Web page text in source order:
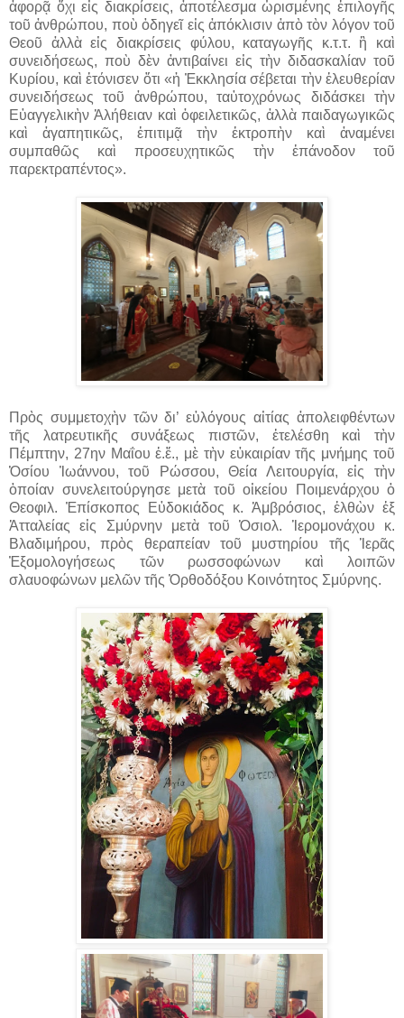
ἀφορᾷ ὄχι εἰς διακρίσεις, ἀποτέλεσμα ὡρισμένης ἐπιλογῆς
τοῦ ἀνθρώπου, ποὺ ὁδηγεῖ εἰς ἀπόκλισιν ἀπὸ τὸν λόγον τοῦ
Θεοῦ ἀλλὰ εἰς διακρίσεις φύλου, καταγωγῆς κ.τ.τ. ἢ καὶ
συνειδήσεως, ποὺ δὲν ἀντιβαίνει εἰς τὴν διδασκαλίαν τοῦ
Κυρίου, καὶ ἐτόνισεν ὅτι «ἡ Ἐκκλησία σέβεται τὴν ἐλευθερίαν
συνειδήσεως τοῦ ἀνθρώπου, ταὐτοχρόνως διδάσκει τὴν
Εὐαγγελικὴν Ἀλήθειαν καὶ ὀφειλετικῶς, ἀλλὰ παιδαγωγικῶς
καὶ ἀγαπητικῶς, ἐπιτιμᾷ τὴν ἐκτροπὴν καὶ ἀναμένει
συμπαθῶς καὶ προσευχητικῶς τὴν ἐπάνοδον τοῦ
παρεκτραπέντος».
Πρὸς συμμετοχὴν τῶν δι’ εὐλόγους αἰτίας ἀπολειφθέντων
τῆς λατρευτικῆς συνάξεως πιστῶν, ἐτελέσθη καὶ τὴν
Πέμπτην, 27ην Μαΐου ἐ.ἔ., μὲ τὴν εὐκαιρίαν τῆς μνήμης τοῦ
Ὁσίου Ἰωάννου, τοῦ Ρώσσου, Θεία Λειτουργία, εἰς τὴν
ὁποίαν συνελειτούργησε μετὰ τοῦ οἰκείου Ποιμενάρχου ὁ
Θεοφιλ. Ἐπίσκοπος Εὐδοκιάδος κ. Ἀμβρόσιος, ἐλθὼν ἐξ
Ἀτταλείας εἰς Σμύρνην μετὰ τοῦ Ὁσιολ. Ἱερομονάχου κ.
Βλαδιμήρου, πρὸς θεραπείαν τοῦ μυστηρίου τῆς Ἱερᾶς
Ἐξομολογήσεως τῶν ρωσσοφώνων καὶ λοιπῶν
σλαυοφώνων μελῶν τῆς Ὀρθοδόξου Κοινότητος Σμύρνης.